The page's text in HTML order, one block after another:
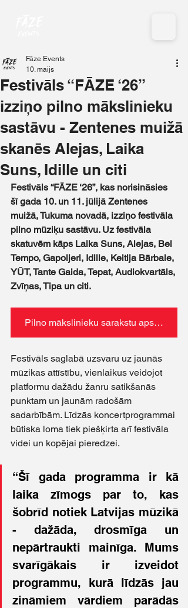
Festivāls “FĀZE ‘26”
izziņo pilno mākslinieku
sastāvu - Zentenes muižā
skanēs Alejas, Laika
Suns, Idille un citi
Fāze Events
10. maijs
Festivāls “FĀZE ‘26”, kas norisināsies
šī gada 10. un 11. jūlijā Zentenes
muižā, Tukuma novadā, izziņo festivāla
pilno mūziķu sastāvu. Uz festivāla
skatuvēm kāps Laika Suns, Alejas, Bel
Tempo, Gapoljeri, Idille, Keitija Bārbale,
YŪT, Tante Gaida, Tepat, Audiokvartāls,
Zvīņas, Tipa un citi.
Pilno mākslinieku sarakstu apskati šeit
Festivāls saglabā uzsvaru uz jaunās
mūzikas attīstību, vienlaikus veidojot
platformu dažādu žanru satikšanās
punktam un jaunām radošām
sadarbībām. Līdzās koncertprogrammai
būtiska loma tiek piešķirta arī festivāla
videi un kopējai pieredzei.
“Šī gada programma ir kā
laika zīmogs par to, kas
šobrīd notiek Latvijas mūzikā
- dažāda, drosmīga un
nepārtraukti mainīga. Mums
svarīgākais ir izveidot
programmu, kurā līdzās jau
zināmiem vārdiem parādās